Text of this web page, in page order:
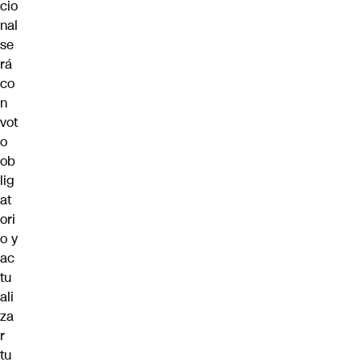
cio
nal
se
rá
co
n
vot
o
ob
lig
at
ori
o y
ac
tu
ali
za
r
tu